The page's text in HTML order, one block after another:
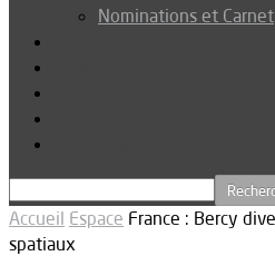
Nominations et Carnet
Accueil Espace France : Bercy
spatiaux